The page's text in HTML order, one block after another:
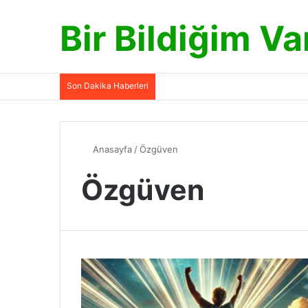
Bir Bildiğim
Son Dakika Haberleri
Anasayfa /Özgüven
Özgüven